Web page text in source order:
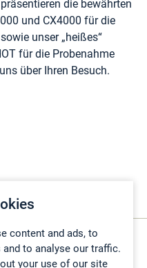
content and ads, to
to analyse our traffic.
your use of our site
die bewährten
und CX4000 für die
unser „heißes“
für die Probenahme
über Ihren Besuch.